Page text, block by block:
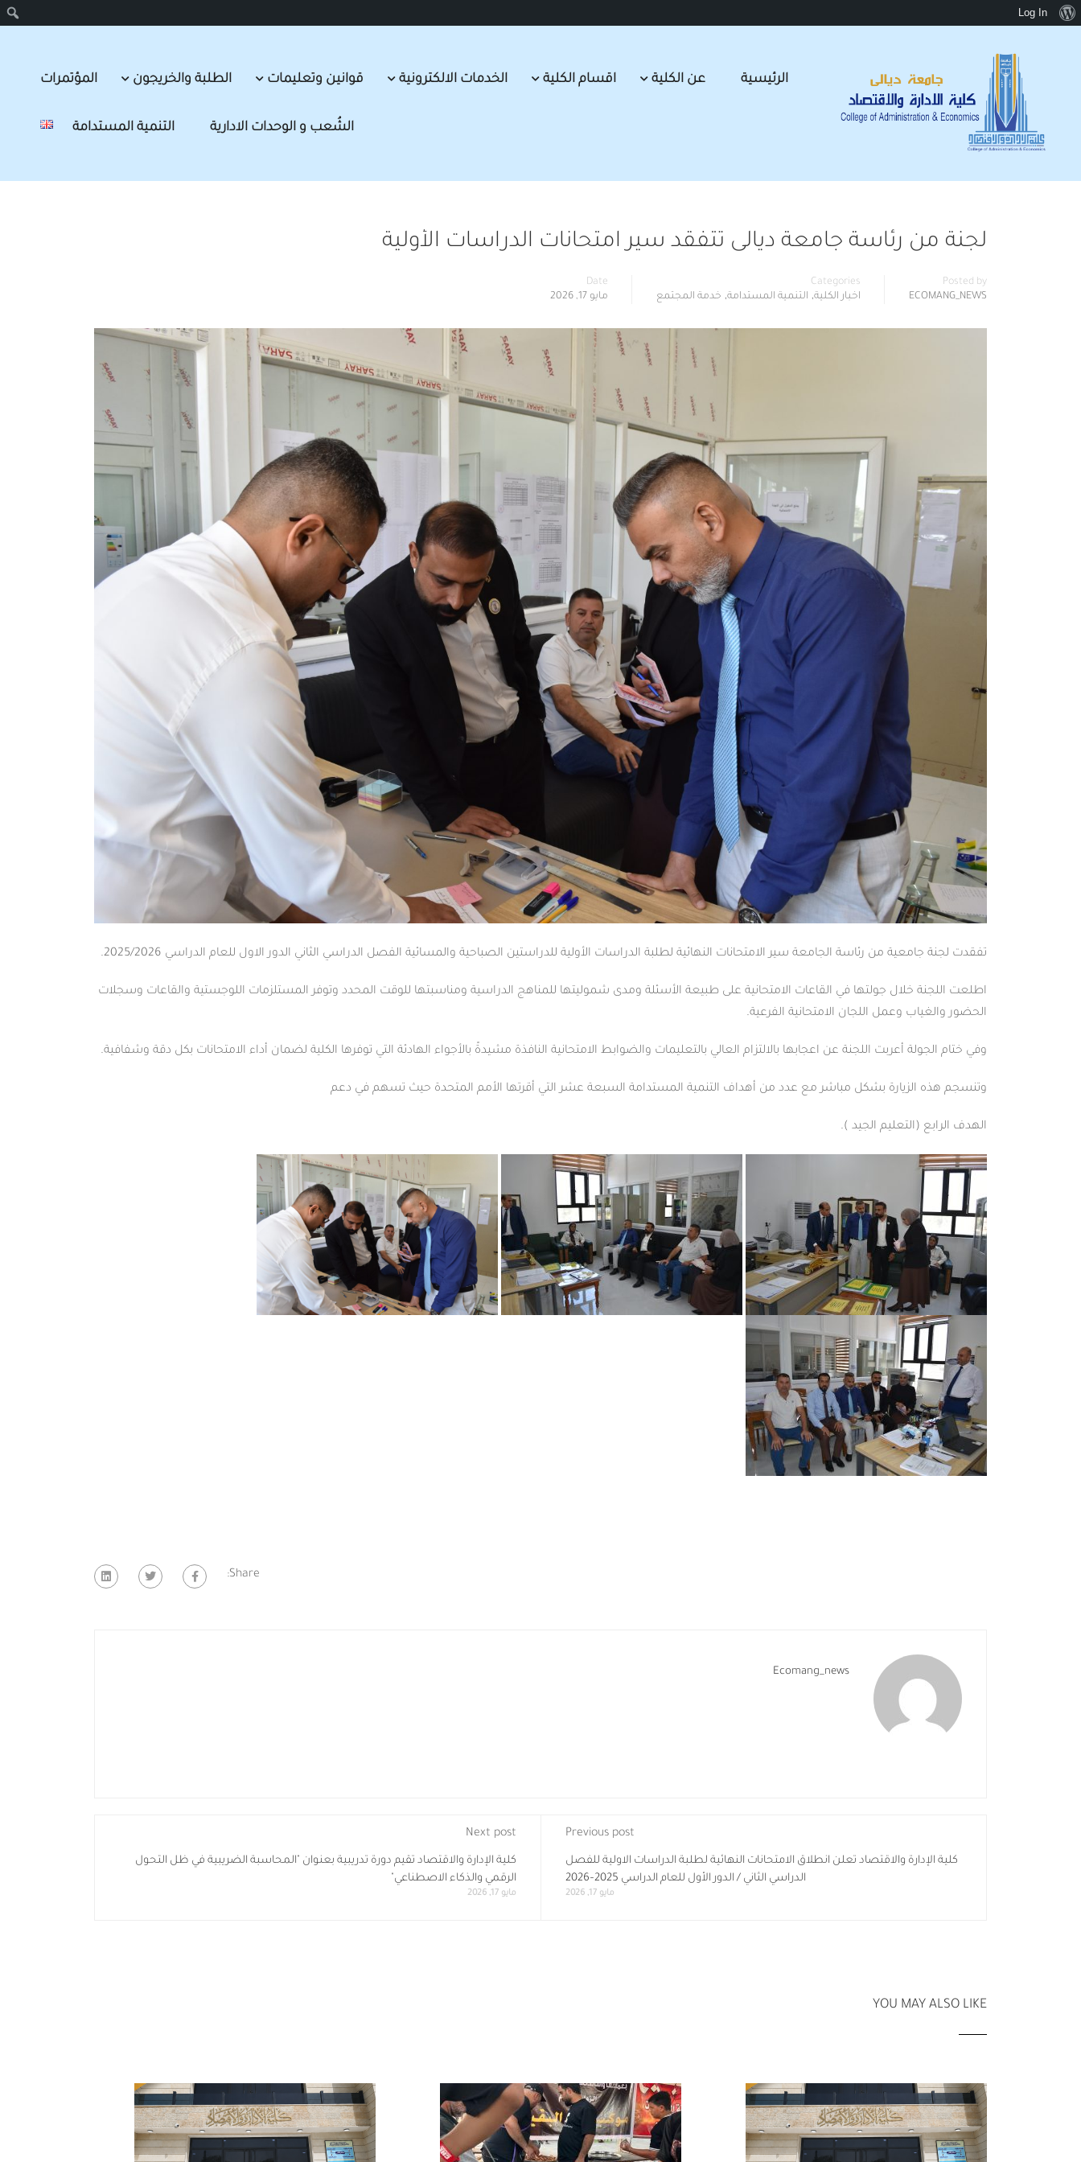
Log In
الرئيسية عن الكلية اقسام الكلية الخدمات الالكترونية قوانين وتعليمات الطلبة والخريجون المؤتمرات
الشُعب و الوحدات الادارية التنمية المستدامة
لجنة من رئاسة جامعة ديالى تتفقد سير امتحانات الدراسات الأولية
Posted by
ECOMANG_NEWS
Categories
اخبار الكلية, التنمية المستدامة, خدمة المجتمع
Date
مايو 17, 2026
تفقدت لجنة جامعية من رئاسة الجامعة سير الامتحانات النهائية لطلبة الدراسات الأولية للدراستين الصباحية والمسائية الفصل الدراسي الثاني الدور الاول للعام الدراسي 2025/2026.
اطلعت اللجنة خلال جولتها في القاعات الامتحانية على طبيعة الأسئلة ومدى شموليتها للمناهج الدراسية ومناسبتها للوقت المحدد وتوفر المستلزمات اللوجستية والقاعات وسجلات
الحضور والغياب وعمل اللجان الامتحانية الفرعية.
وفي ختام الجولة أعربت اللجنة عن اعجابها بالالتزام العالي بالتعليمات والضوابط الامتحانية النافذة مشيدةً بالأجواء الهادئة التي توفرها الكلية لضمان أداء الامتحانات بكل دقة وشفافية.
وتنسجم هذه الزيارة بشكل مباشر مع عدد من أهداف التنمية المستدامة السبعة عشر التي أقرتها الأمم المتحدة حيث تسهم في دعم
الهدف الرابع (التعليم الجيد ).
Share:
Ecomang_news
Previous post
كلية الإدارة والاقتصاد تعلن انطلاق الامتحانات النهائية لطلبة الدراسات الاولية للفصل
الدراسي الثاني / الدور الأول للعام الدراسي 2025–2026
مايو 17, 2026
Next post
كلية الإدارة والاقتصاد تقيم دورة تدريبية بعنوان "المحاسبة الضريبية في ظل التحول
الرقمي والذكاء الاصطناعي"
مايو 17, 2026
YOU MAY ALSO LIKE